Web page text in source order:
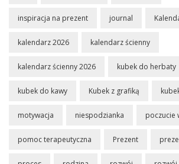
inspiracja na prezent journal
kalendarz 2026 kalendarz ścienny
kalendarz ścienny 2026 kubek do herbaty
kubek do kawy Kubek z grafiką
motywacja niespodzianka poczucie
pomoc terapeutyczna Prezent